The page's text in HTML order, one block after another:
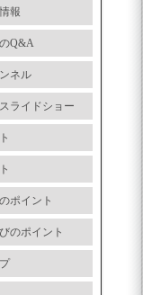
報
Q&A
ネル
ライドショー
ポイント
のポイント